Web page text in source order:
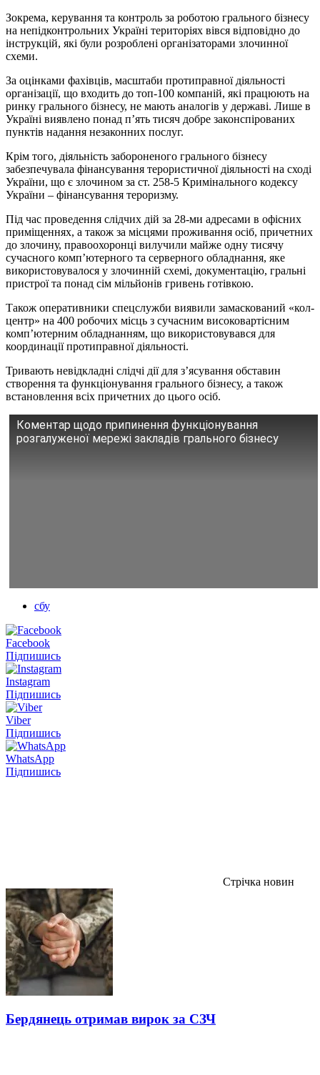
Зокрема, керування та контроль за роботою грального бізнесу
на непідконтрольних Україні територіях вівся відповідно до
інструкцій, які були розроблені організаторами злочинної
схеми.
За оцінками фахівців, масштаби протиправної діяльності
організації, що входить до топ-100 компаній, які працюють на
ринку грального бізнесу, не мають аналогів у державі. Лише в
Україні виявлено понад п’ять тисяч добре законспірованих
пунктів надання незаконних послуг.
Крім того, діяльність забороненого грального бізнесу
забезпечувала фінансування терористичної діяльності на сході
України, що є злочином за ст. 258-5 Кримінального кодексу
України – фінансування тероризму.
Під час проведення слідчих дій за 28-ми адресами в офісних
приміщеннях, а також за місцями проживання осіб, причетних
до злочину, правоохоронці вилучили майже одну тисячу
сучасного комп’ютерного та серверного обладнання, яке
використовувалося у злочинній схемі, документацію, гральні
пристрої та понад сім мільйонів гривень готівкою.
Також оперативники спецслужби виявили замаскований «кол-
центр» на 400 робочих місць з сучасним високовартісним
комп’ютерним обладнанням, що використовувався для
координації протиправної діяльності.
Тривають невідкладні слідчі дії для з’ясування обставин
створення та функціонування грального бізнесу, а також
встановлення всіх причетних до цього осіб.
Коментар щодо припинення функціонування
розгалуженої мережі закладів грального бізнесу
сбу
Facebook
Підпишись
Instagram
Підпишись
Viber
Підпишись
WhatsApp
Підпишись
Стрічка новин
Бердянець отримав вирок за СЗЧ